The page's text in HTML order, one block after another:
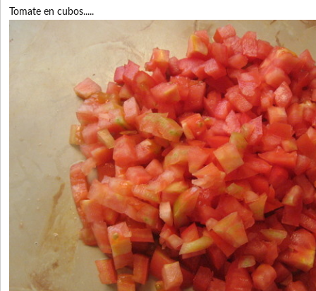
Tomate en cubos.....